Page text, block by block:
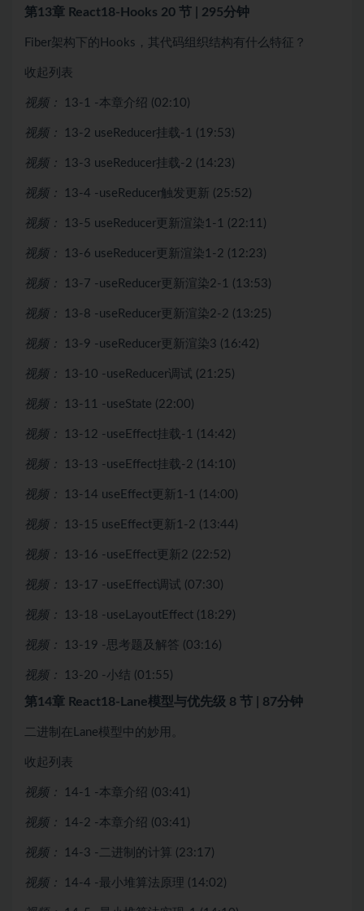
第13章 React18-Hooks 20 节 | 295分钟
Fiber架构下的Hooks，其代码组织结构有什么特征？
收起列表
视频： 13-1 -本章介绍 (02:10)
视频： 13-2 useReducer挂载-1 (19:53)
视频： 13-3 useReducer挂载-2 (14:23)
视频： 13-4 -useReducer触发更新 (25:52)
视频： 13-5 useReducer更新渲染1-1 (22:11)
视频： 13-6 useReducer更新渲染1-2 (12:23)
视频： 13-7 -useReducer更新渲染2-1 (13:53)
视频： 13-8 -useReducer更新渲染2-2 (13:25)
视频： 13-9 -useReducer更新渲染3 (16:42)
视频： 13-10 -useReducer调试 (21:25)
视频： 13-11 -useState (22:00)
视频： 13-12 -useEffect挂载-1 (14:42)
视频： 13-13 -useEffect挂载-2 (14:10)
视频： 13-14 useEffect更新1-1 (14:00)
视频： 13-15 useEffect更新1-2 (13:44)
视频： 13-16 -useEffect更新2 (22:52)
视频： 13-17 -useEffect调试 (07:30)
视频： 13-18 -useLayoutEffect (18:29)
视频： 13-19 -思考题及解答 (03:16)
视频： 13-20 -小结 (01:55)
第14章 React18-Lane模型与优先级 8 节 | 87分钟
二进制在Lane模型中的妙用。
收起列表
视频： 14-1 -本章介绍 (03:41)
视频： 14-2 -本章介绍 (03:41)
视频： 14-3 -二进制的计算 (23:17)
视频： 14-4 -最小堆算法原理 (14:02)